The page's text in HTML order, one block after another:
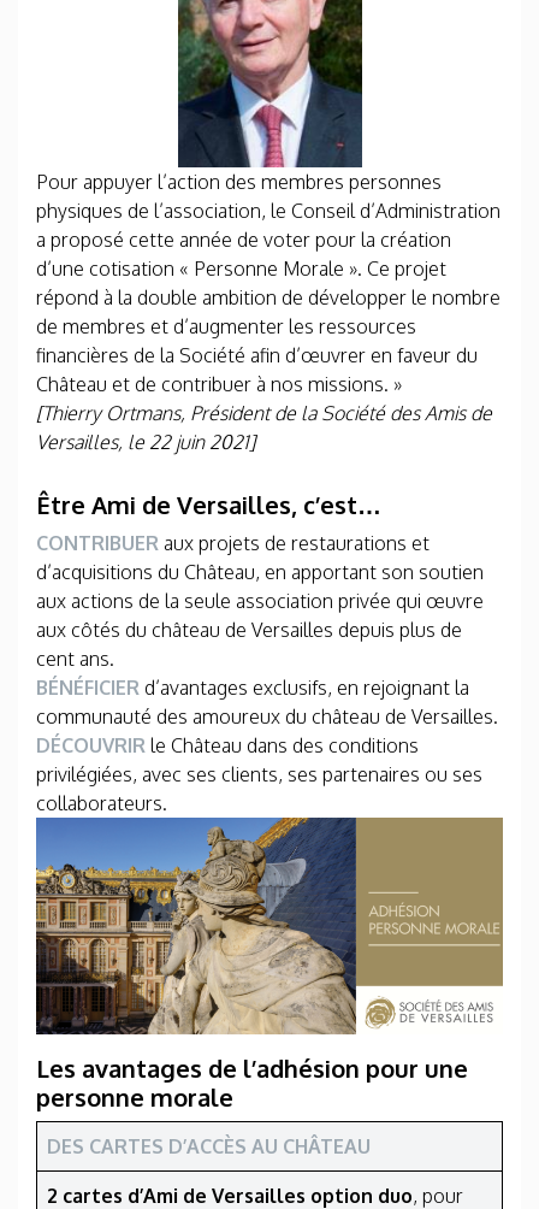
Pour appuyer l’action des membres personnes
physiques de l’association, le Conseil d’Administration
a proposé cette année de voter pour la création
d’une cotisation « Personne Morale ». Ce projet
répond à la double ambition de développer le nombre
de membres et d’augmenter les ressources
financières de la Société afin d’œuvrer en faveur du
Château et de contribuer à nos missions. »
[Thierry Ortmans, Président de la Société des Amis de
Versailles, le 22 juin 2021]
Être Ami de Versailles, c’est…
CONTRIBUER aux projets de restaurations et
d’acquisitions du Château, en apportant son soutien
aux actions de la seule association privée qui œuvre
aux côtés du château de Versailles depuis plus de
cent ans.
BÉNÉFICIER d’avantages exclusifs, en rejoignant la
communauté des amoureux du château de Versailles.
DÉCOUVRIR le Château dans des conditions
privilégiées, avec ses clients, ses partenaires ou ses
collaborateurs.
Les avantages de l’adhésion pour une
personne morale
DES CARTES D’ACCÈS AU CHÂTEAU
2 cartes d’Ami de Versailles option duo, pour